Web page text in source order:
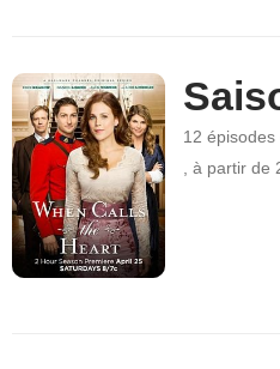
12 épisodes
,à partir de